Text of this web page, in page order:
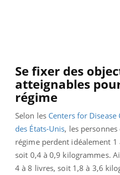
Se fixer des
atteignables
régime
Selon les Centers for
des États-Unis, les
régime perdent idéalement
soit 0,4 à 0,9 kilogrammes.
4 à 8 livres, soit 1,8 à 3,6